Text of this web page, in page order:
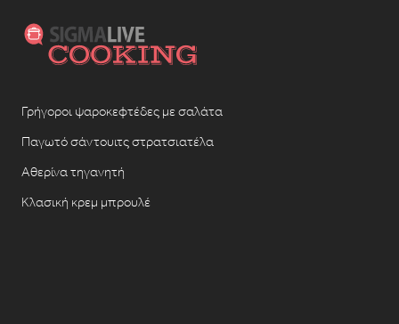
Γρήγοροι ψαροκεφτέδες με σαλάτα
Παγωτό σάντουιτς στρατσιατέλα
Αθερίνα τηγανητή
Κλασική κρεμ μπρουλέ